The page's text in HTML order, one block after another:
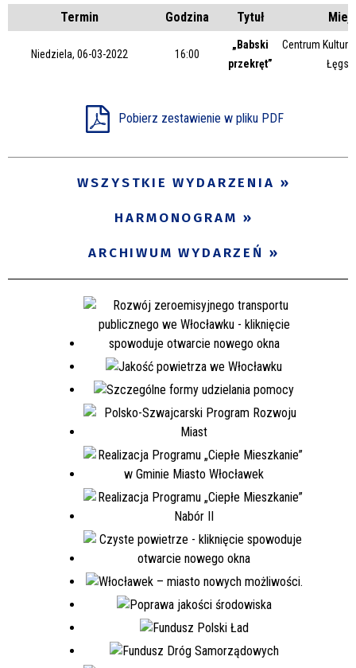
Kategoria
Termin Godzina Tytuł
Niedziela, 06-03-2022 16:00
„Babski
przekręt”
Centrum Kultury
Pobierz zestawienie w pliku PDF
WSZYSTKIE WYDARZENIA
HARMONOGRAM
ARCHIWUM WYDARZEŃ